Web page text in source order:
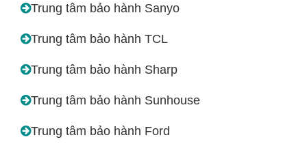
Trung tâm bảo hành Sanyo
Trung tâm bảo hành TCL
Trung tâm bảo hành Sharp
Trung tâm bảo hành Sunhouse
Trung tâm bảo hành Ford